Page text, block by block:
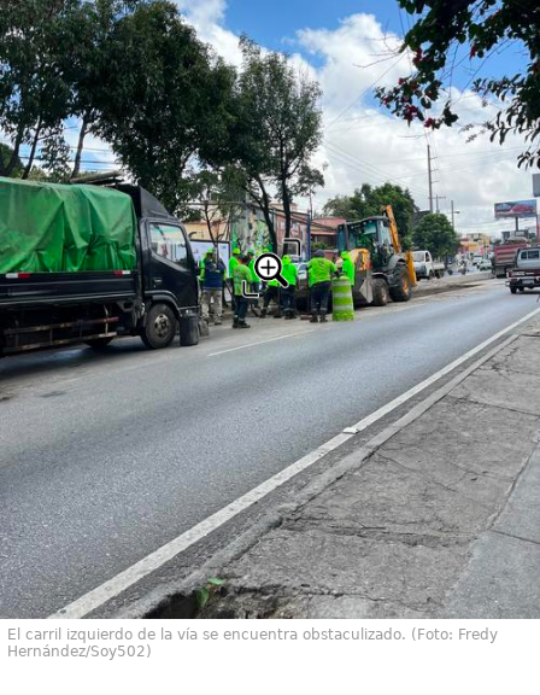
El carril izquierdo de la vía se encuentra obstaculizado. (Foto: Fredy
Hernández/Soy502)